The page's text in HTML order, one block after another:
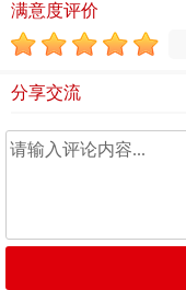
满意度评价
分享交流